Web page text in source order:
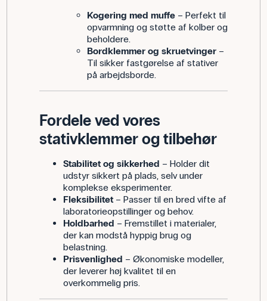
Kogering med muffe– Perfekt til
opvarmning og støtte af kolber og
beholdere.
Bordklemmer og skruetvinger–
Til sikker fastgørelse af stativer
på arbejdsborde.
Fordele ved vores
stativklemmer og tilbehør
Stabilitet og sikkerhed – Holder dit
udstyr sikkert på plads, selv under
komplekse eksperimenter.
Fleksibilitet– Passer til en bred vifte af
laboratorieopstillinger og behov.
Holdbarhed – Fremstillet i materialer,
der kan modstå hyppig brug og
belastning.
Prisvenlighed – Økonomiske modeller,
der leverer høj kvalitet til en
overkommelig pris.